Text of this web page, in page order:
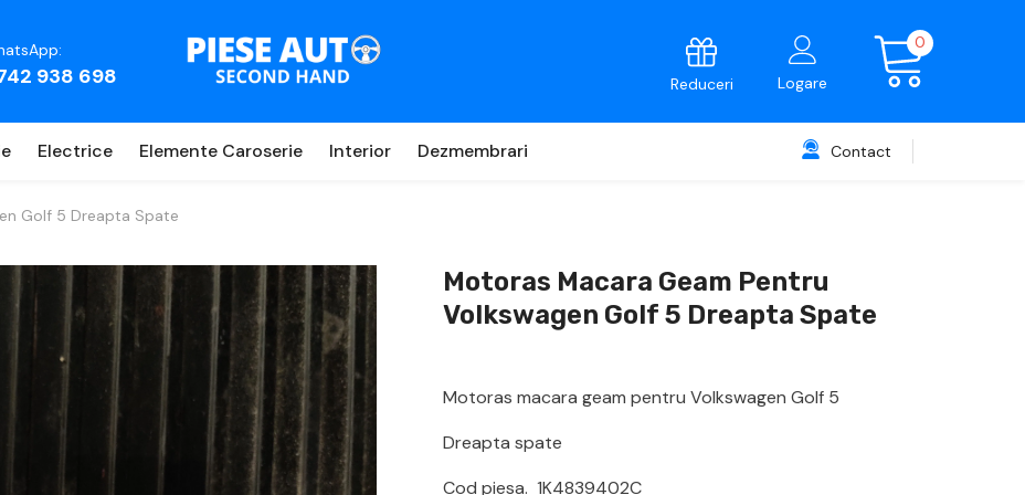
938 698 Reduceri Logare
0 0
Electrice Elemente Caroserie Interior Dezmembrari Contact
Golf 5 Dreapta Spate
Motoras Macara Geam Pentru
Volkswagen Golf 5 Dreapta Spate
Motoras macara geam pentru Volkswagen Golf 5
Dreapta spate
Cod piesa. 1K4839402C